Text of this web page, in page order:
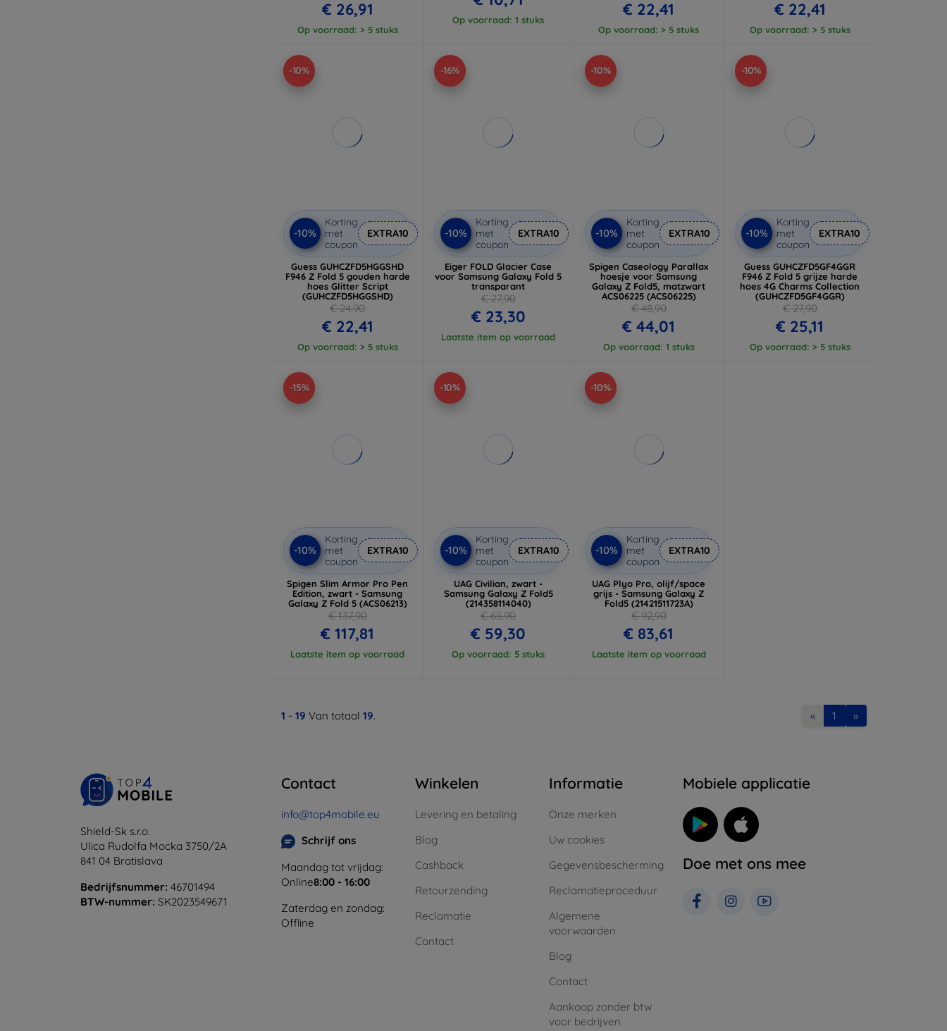
€ 26,91
Op voorraad: > 5 stuks
Op voorraad: 1 stuks
€ 22,41
Op voorraad: > 5 stuks
€ 22,41
Op voorraad: > 5 stuks
-10%
-10%
Korting
met
coupon
EXTRA10
Guess GUHCZFD5HGGSHD
F946 Z Fold 5 gouden harde
hoes Glitter Script
(GUHCZFD5HGGSHD)
€ 24,90
€ 22,41
Op voorraad: > 5 stuks
-16%
-10%
Korting
met
coupon
EXTRA10
Eiger FOLD Glacier Case
voor Samsung Galaxy Fold 5
transparant
€ 27,90
€ 23,30
Laatste item op voorraad
-10%
-10%
Korting
met
coupon
EXTRA10
Spigen Caseology Parallax
hoesje voor Samsung
Galaxy Z Fold5, matzwart
ACS06225 (ACS06225)
€ 48,90
€ 44,01
Op voorraad: 1 stuks
-10%
-10%
Korting
met
coupon
EXTRA10
Guess GUHCZFD5GF4GGR
F946 Z Fold 5 grijze harde
hoes 4G Charms Collection
(GUHCZFD5GF4GGR)
€ 27,90
€ 25,11
Op voorraad: > 5 stuks
-15%
-10%
Korting
met
coupon
EXTRA10
Spigen Slim Armor Pro Pen
Edition, zwart - Samsung
Galaxy Z Fold 5 (ACS06213)
€ 137,90
€ 117,81
Laatste item op voorraad
-10%
-10%
Korting
met
coupon
EXTRA10
UAG Civilian, zwart -
Samsung Galaxy Z Fold5
(214358114040)
€ 65,90
€ 59,30
Op voorraad: 5 stuks
-10%
-10%
Korting
met
coupon
EXTRA10
UAG Plyo Pro, olijf/space
grijs - Samsung Galaxy Z
Fold5 (21421511723A)
€ 92,90
€ 83,61
Laatste item op voorraad
1 - 19 Van totaal 19. « 1 »
Shield-Sk s.r.o.
Ulica Rudolfa Mocka 3750/2A
841 04 Bratislava
Bedrijfsnummer: 46701494
BTW-nummer: SK2023549671
Contact
info@top4mobile.eu
Schrijf ons
Maandag tot vrijdag:
Online8:00 - 16:00
Zaterdag en zondag:
Offline
Winkelen
Levering en betaling
Blog
Cashback
Retourzending
Reclamatie
Contact
Informatie
Onze merken
Uw cookies
Gegevensbescherming
Reclamatieproceduur
Algemene
voorwaarden
Blog
Contact
Aankoop zonder btw
voor bedrijven
Mobiele applicatie
Doe met ons mee